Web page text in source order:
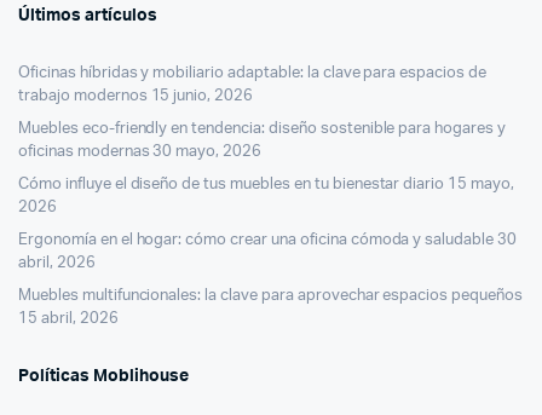
Últimos artículos
Oficinas híbridas y mobiliario adaptable: la clave para espacios de
trabajo modernos 15 junio, 2026
Muebles eco-friendly en tendencia: diseño sostenible para hogares y
oficinas modernas 30 mayo, 2026
Cómo influye el diseño de tus muebles en tu bienestar diario 15 mayo,
2026
Ergonomía en el hogar: cómo crear una oficina cómoda y saludable 30
abril, 2026
Muebles multifuncionales: la clave para aprovechar espacios pequeños
15 abril, 2026
Políticas Moblihouse